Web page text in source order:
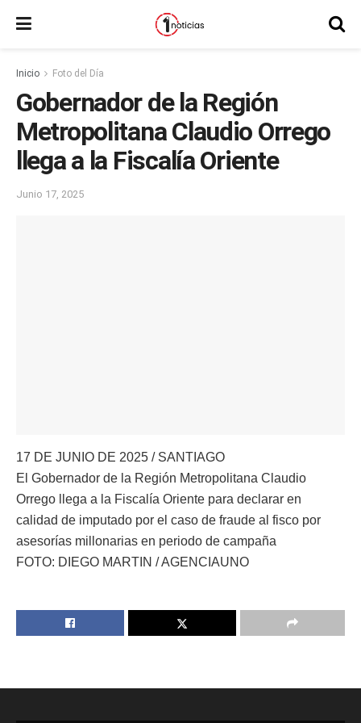
Inicio Foto del Día
Gobernador de la Región
Metropolitana Claudio Orrego
llega a la Fiscalía Oriente
Junio 17, 2025
17 DE JUNIO DE 2025 / SANTIAGO
El Gobernador de la Región Metropolitana Claudio
Orrego llega a la Fiscalía Oriente para declarar en
calidad de imputado por el caso de fraude al fisco por
asesorías millonarias en periodo de campaña
FOTO: DIEGO MARTIN / AGENCIAUNO